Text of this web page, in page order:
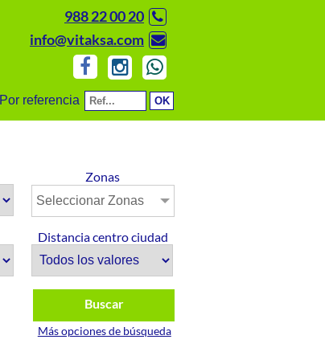
988 22 00 20
info@vitaksa.com
Por referencia
Zonas
Seleccionar Zonas
Distancia centro ciudad
Buscar
Más opciones de búsqueda